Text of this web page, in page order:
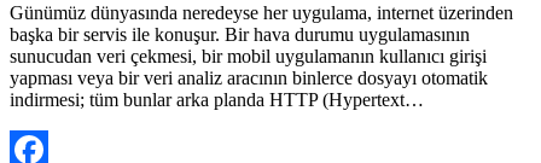
Günümüz dünyasında neredeyse her uygulama, internet üzerinden
başka bir servis ile konuşur. Bir hava durumu uygulamasının
sunucudan veri çekmesi, bir mobil uygulamanın kullanıcı girişi
yapması veya bir veri analiz aracının binlerce dosyayı otomatik
indirmesi; tüm bunlar arka planda HTTP (Hypertext…